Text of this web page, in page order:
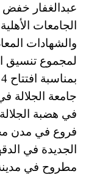
عبدالغفار خفض
لمجموع تنسيق
جامعة الجلالة
فروع في مدن
الجديدة في
مطروح في